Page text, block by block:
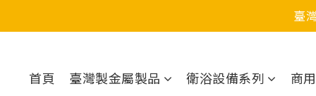
臺
首頁 臺灣製金屬製品 衛浴設備系列
商